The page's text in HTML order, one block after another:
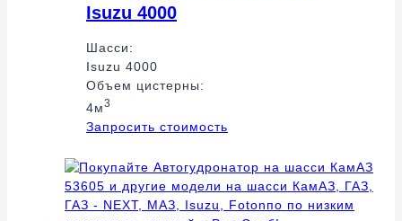
Isuzu 4000
Шасси:
Isuzu 4000
Объем цистерны:
4м3
Запросить стоимость